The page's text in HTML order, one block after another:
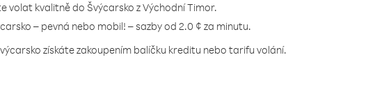
volat kvalitně do Švýcarsko z Východní Timor.
– pevná nebo mobil! – sazby od 2.0 ¢ za minutu.
získáte zakoupením balíčku kreditu nebo tarifu volání.